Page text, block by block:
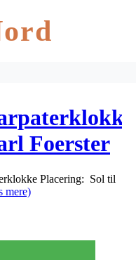
Foerster
Campanula
Placering: Sol til
mere)